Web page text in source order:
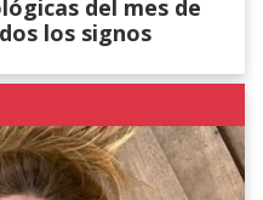
del mes de
los signos